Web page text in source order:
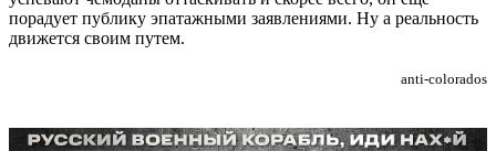
порадует публику эпатажными заявлениями. Ну а реальность
движется своим путем.
anti-colorados